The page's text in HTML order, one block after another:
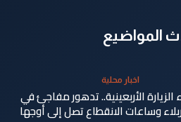
المواضيع
اخبار محلية
الزيارة الأربعينية.. تدهور مفاجئ في
وساعات الانقطاع تصل إلى أوجها